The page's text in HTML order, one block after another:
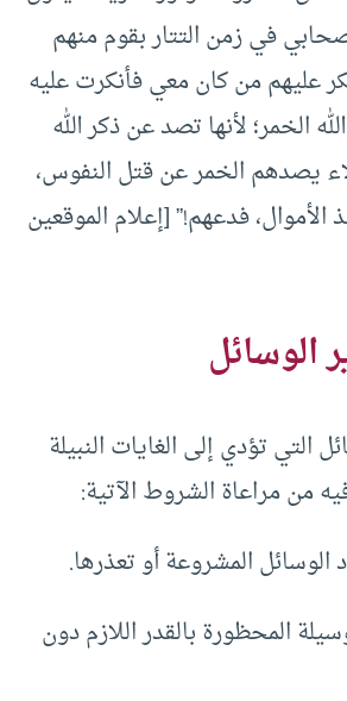
في زمن التتار بقوم منهم
عليهم من كان معي فأنكرت عليه
الخمر؛ لأنها تصد عن ذكر الله
يصدهم الخمر عن قتل النفوس،
فدعهم!” [إعلام الموقعين
الوسائل
التي تؤدي إلى الغايات النبيلة
من مراعاة الشروط الآتية:
المحظورة بالقدر اللازم دون